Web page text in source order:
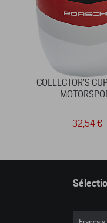
COLLECTOR'S
32,54 €